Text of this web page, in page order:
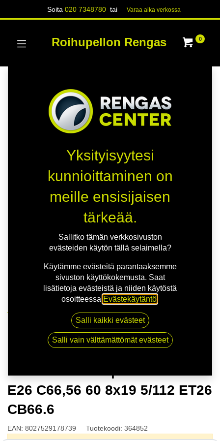
Soita020 7348780 tai Varaa aika verk​​​​ossa
Roihupellon Rengas 0
MSW 80 G.BLK | 8X19 5-112 E26 C66,56 60 8x19
5/112 ET26 CB66.6
E26 C66,56 60 8x19 5/112 ET26
CB66.6
EAN: 8027529178739 Tuotekoodi: 364852
Yksityisyytesi
kunnioittaminen on
meille ensisijaisen
tärkeää.
Sallitko tämän verkkosivuston
evästeiden käytön tällä selaimella?
Käytämme evästeitä parantaaksemme
sivuston käyttökokemusta. Saat
lisätietoja evästeistä ja niiden käytöstä
osoitteessa Evästekäytäntö
Salli kaikki evästeet
Salli vain välttämättömät evästeet